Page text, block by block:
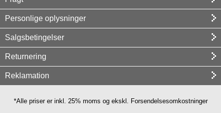
Personlige oplysninger
Salgsbetingelser
Returnering
Reklamation
*Alle priser er inkl. 25% moms og ekskl. Forsendelsesomkostninger